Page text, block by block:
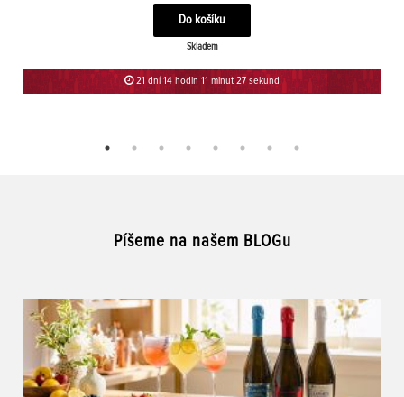
Skladem
21 dní 14 hodin 11 minut 27 sekund
Píšeme na našem BLOGu